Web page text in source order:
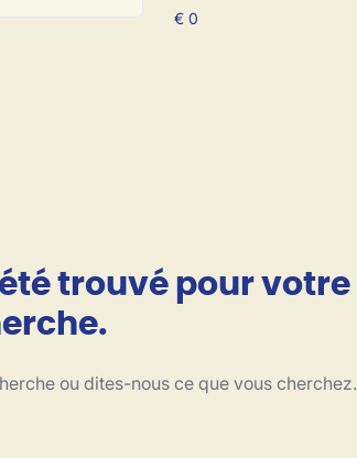
trouvé pour votre
ou dites-nous ce que vous cherchez.